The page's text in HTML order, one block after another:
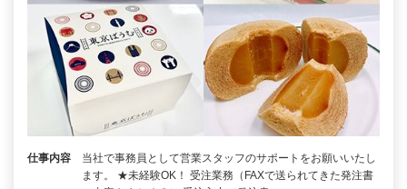
仕事内容
当社で事務員として営業スタッフのサポートをお願いいたし
ます。 ★未経験OK！ 受注業務（FAXで送られてきた発注書